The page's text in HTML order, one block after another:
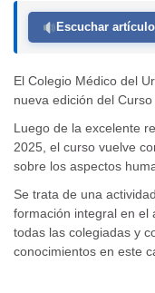
Escuchar artículo
El Colegio Médico del
nueva edición del
Luego de la excelente
2025, el curso vuelve
sobre los aspectos
Se trata de una
formación integral en el
todas las colegiadas y
conocimientos en este